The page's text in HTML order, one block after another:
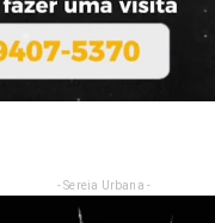
- Sereia Urbana -